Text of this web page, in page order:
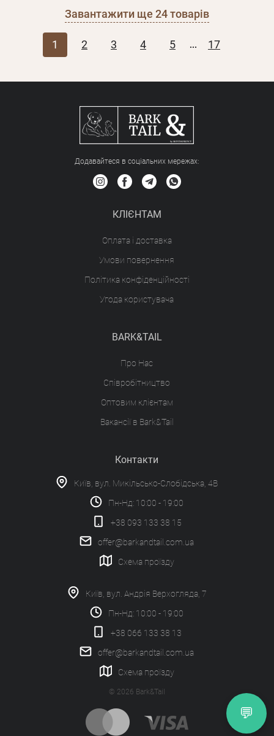
Завантажити ще 24товарів
1 2 3 4 5 ... 17
Додавайтеся в соціальних мережах:
КЛІЄНТАМ
Оплата і доставка
Умови повернення
Політика конфіденційності
Угода користувача
BARK&TAIL
Про Нас
Співробітництво
Оптовим клієнтам
Вакансії в Bark&Tail
Контакти
Київ, вул. Микільсько-Слобідська, 4В
Пн-Нд: 10:00 - 19:00
+38 093 133 38 15
offer@barkandtail.com.ua
Схема проїзду
Київ, вул. Андрія Верхогляда, 7
Пн-Нд: 10:00 - 19:00
+38 066 133 38 13
offer@barkandtail.com.ua
Схема проїзду
© 2026 Bark&Tail
💬